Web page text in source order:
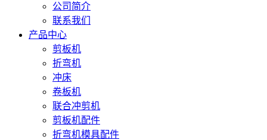
公司简介
联系我们
产品中心
剪板机
折弯机
冲床
卷板机
联合冲剪机
剪板机配件
折弯机模具配件